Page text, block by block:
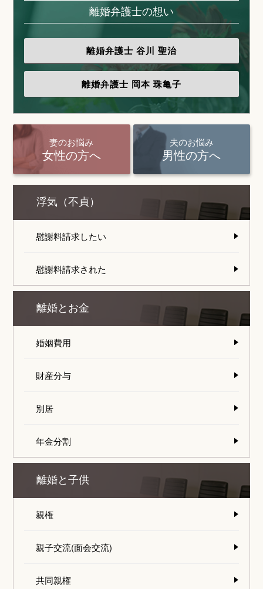
離婚弁護士の想い
離婚弁護士 谷川 聖治
離婚弁護士 岡本 珠亀子
妻のお悩み
女性の方へ
夫のお悩み
男性の方へ
浮気（不貞）
慰謝料請求したい
慰謝料請求された
離婚とお金
婚姻費用
財産分与
別居
年金分割
離婚と子供
親権
親子交流(面会交流)
共同親権